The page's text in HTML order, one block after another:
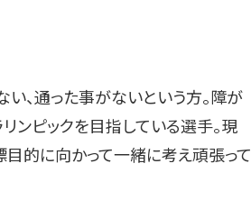
、通った事がないという方。障が
ンピックを目指している選手。現
的に向かって一緒に考え頑張って